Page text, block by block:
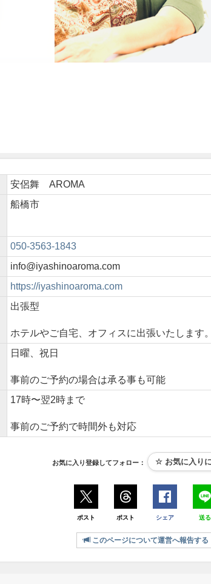
安侶舞 AROMA
船橋市
050-3563-1843
info@iyashinoaroma.com
https://iyashinoaroma.com
出張型
ホテルやご自宅、オフィスに出張いたします。
日曜、祝日
事前のご予約の場合は承る事も可能
17時〜翌2時まで
事前のご予約で時間外も対応
お気に入り登録してフォロー：
ポスト ポスト シェア 送る
このページについて運営へ報告する